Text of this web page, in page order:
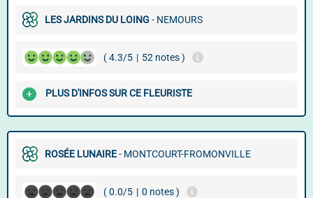
LES JARDINS DU LOING - NEMOURS
( 4.3/5 | 52 notes )
PLUS D'INFOS SUR CE FLEURISTE
ROSÉE LUNAIRE- MONTCOURT-FROMONVILLE
( 0.0/5 | 0 notes )